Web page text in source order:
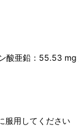
酸亜鉛：55.53
服用してください